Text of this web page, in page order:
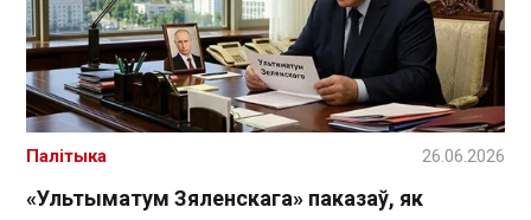
«Ультыматум Зяленскага» паказаў, як
Палітыка 26.06.2026